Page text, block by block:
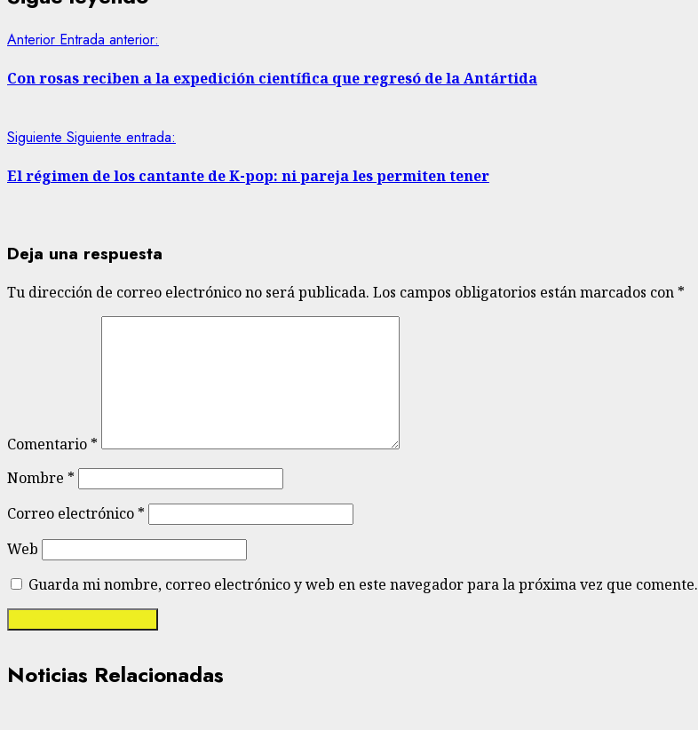
Anterior Entrada anterior:
Con rosas reciben a la expedición científica que regresó de la Antártida
Siguiente Siguiente entrada:
El régimen de los cantante de K-pop: ni pareja les permiten tener
Deja una respuesta
Tu dirección de correo electrónico no será publicada. Los campos obligatorios están marcados con *
Comentario *
Nombre *
Correo electrónico *
Web
Guarda mi nombre, correo electrónico y web en este navegador para la próxima vez que comente.
Noticias Relacionadas